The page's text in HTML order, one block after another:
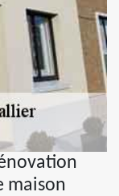
maison